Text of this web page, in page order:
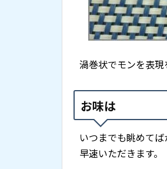
渦巻状でモンを表現
お味は
いつまでも眺めて
早速いただきます。